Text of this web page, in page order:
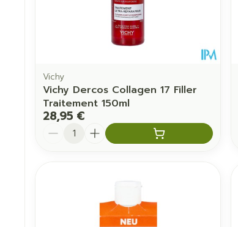
Vichy
Vichy Dercos Collagen 17 Filler
Traitement 150ml
28,95 €
Quantité